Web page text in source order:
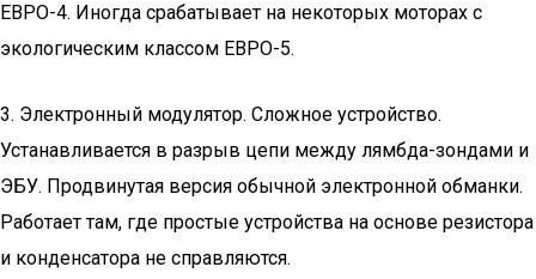
ЕВРО-4. Иногда срабатывает на некоторых моторах с
экологическим классом ЕВРО-5.
3. Электронный модулятор. Сложное устройство.
Устанавливается в разрыв цепи между лямбда-зондами и
ЭБУ. Продвинутая версия обычной электронной обманки.
Работает там, где простые устройства на основе резистора
и конденсатора не справляются.